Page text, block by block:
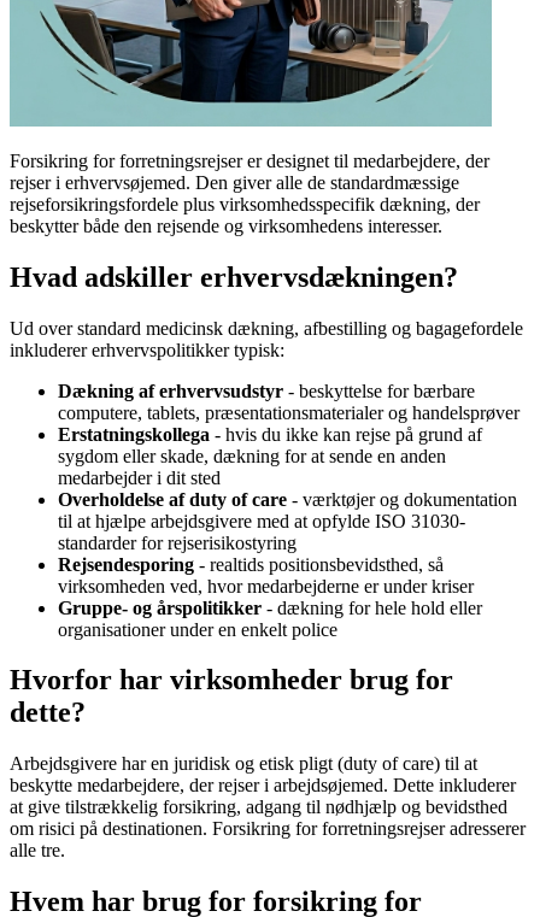
Forsikring for forretningsrejser er designet til medarbejdere, der
rejser i erhvervsøjemed. Den giver alle de standardmæssige
rejseforsikringsfordele plus virksomhedsspecifik dækning, der
beskytter både den rejsende og virksomhedens interesser.
Hvad adskiller erhvervsdækningen?
Ud over standard medicinsk dækning, afbestilling og bagagefordele
inkluderer erhvervspolitikker typisk:
Dækning af erhvervsudstyr - beskyttelse for bærbare
computere, tablets, præsentationsmaterialer og handelsprøver
Erstatningskollega - hvis du ikke kan rejse på grund af
sygdom eller skade, dækning for at sende en anden
medarbejder i dit sted
Overholdelse af duty of care - værktøjer og dokumentation
til at hjælpe arbejdsgivere med at opfylde ISO 31030-
standarder for rejserisikostyring
Rejsendesporing - realtids positionsbevidsthed, så
virksomheden ved, hvor medarbejderne er under kriser
Gruppe- og årspolitikker - dækning for hele hold eller
organisationer under en enkelt police
Hvorfor har virksomheder brug for
dette?
Arbejdsgivere har en juridisk og etisk pligt (duty of care) til at
beskytte medarbejdere, der rejser i arbejdsøjemed. Dette inkluderer
at give tilstrækkelig forsikring, adgang til nødhjælp og bevidsthed
om risici på destinationen. Forsikring for forretningsrejser adresserer
alle tre.
Hvem har brug for forsikring for